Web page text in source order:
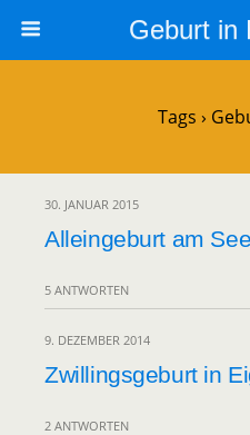
Geburt in
Tags ›
30. JANUAR 2015
Alleingeburt am See
5 ANTWORTEN
9. DEZEMBER 2014
Zwillingsgeburt in
2 ANTWORTEN